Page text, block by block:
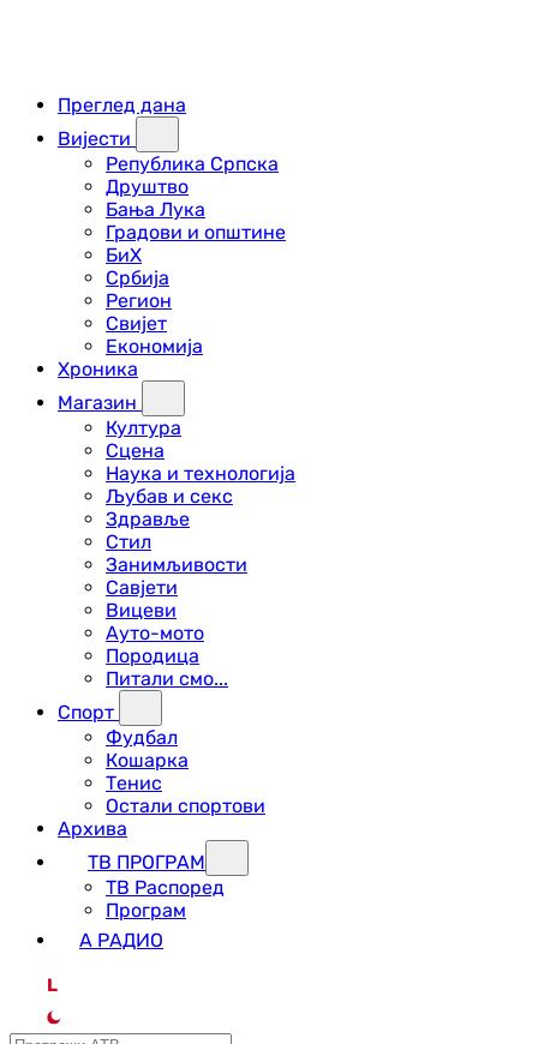
Преглед дана
Вијести
Република Српска
Друштво
Бања Лука
Градови и општине
БиХ
Србија
Регион
Свијет
Економија
Хроника
Магазин
Култура
Сцена
Наука и технологија
Љубав и секс
Здравље
Стил
Занимљивости
Савјети
Вицеви
Ауто-мото
Породица
Питали смо...
Спорт
Фудбал
Кошарка
Тенис
Остали спортови
Архива
ТВ ПРОГРАМ
ТВ Распоред
Програм
А РАДИО
L